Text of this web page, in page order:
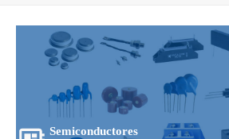
Semiconductores